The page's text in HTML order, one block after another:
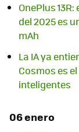
OnePlus
del 2025 es
mAh
La IA ya
Cosmos es
inteligentes
06 enero